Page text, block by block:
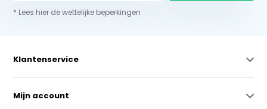
* Lees hier de wettelijke beperkingen
Klantenservice
Mijn account